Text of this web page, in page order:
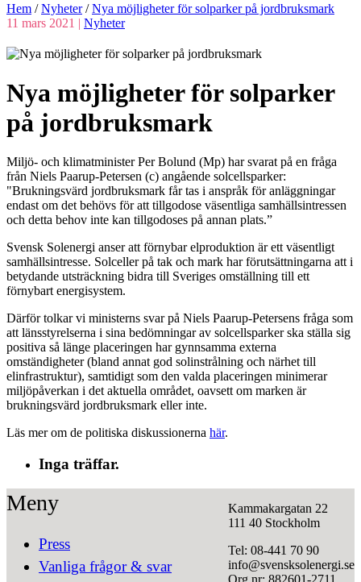
Hem /Nyheter/Nya möjligheter för solparker på jordbruksmark
11 mars 2021 | Nyheter
Nya möjligheter för solparker
på jordbruksmark
Miljö- och klimatminister Per Bolund (Mp) har svarat på en fråga
från Niels Paarup-Petersen (c) angående solcellsparker:
"Brukningsvärd jordbruksmark får tas i anspråk för anläggningar
endast om det behövs för att tillgodose väsentliga samhällsintressen
och detta behov inte kan tillgodoses på annan plats.”
Svensk Solenergi anser att förnybar elproduktion är ett väsentligt
samhällsintresse. Solceller på tak och mark har förutsättningarna att i
betydande utsträckning bidra till Sveriges omställning till ett
förnybart energisystem.
Därför tolkar vi ministerns svar på Niels Paarup-Petersens fråga som
att länsstyrelserna i sina bedömningar av solcellsparker ska ställa sig
positiva så länge placeringen har gynnsamma externa
omständigheter (bland annat god solinstrålning och närhet till
elinfrastruktur), samtidigt som den valda placeringen minimerar
miljöpåverkan i det aktuella området, oavsett om marken är
brukningsvärd jordbruksmark eller inte.
Läs mer om de politiska diskussionerna här.
Inga träffar.
Meny
Press
Vanliga frågor & svar
Kammakargatan 22
111 40 Stockholm
Tel: 08-441 70 90
info@svensksolenergi.se
Org.nr: 882601-2711